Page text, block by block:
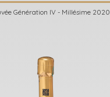
Génération IV - Millésime 2020